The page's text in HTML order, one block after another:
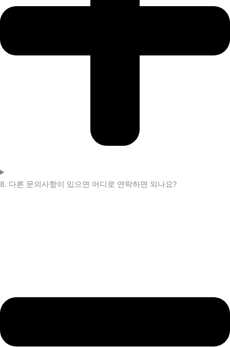
8. 다른 문의사항이 있으면 어디로 연락하면 되나요?